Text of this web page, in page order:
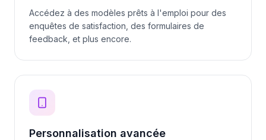
Accédez à des modèles prêts à l'emploi pour des
enquêtes de satisfaction, des formulaires de
feedback, et plus encore.
Personnalisation avancée